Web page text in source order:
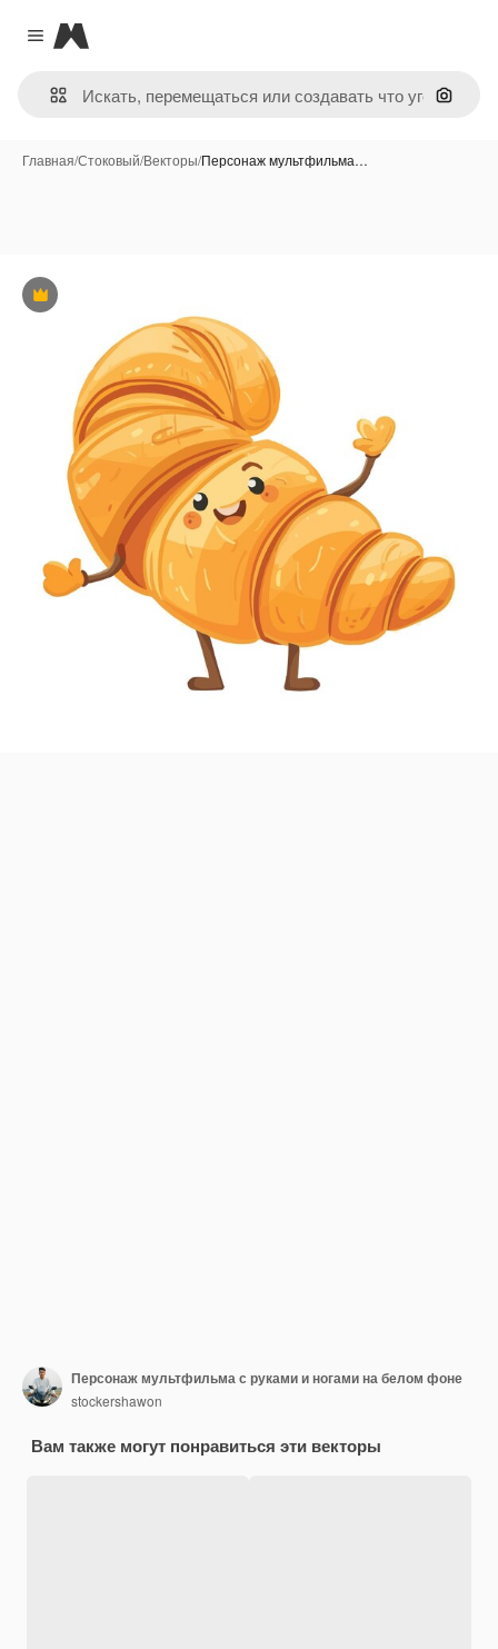
Close menu
Magnific
Поиск
Главная/Стоковый/Векторы/Персонаж мультфильма…
Премиум
Персонаж мультфильма с руками и ногами на белом фоне
stockershawon
Вам также могут понравиться эти векторы